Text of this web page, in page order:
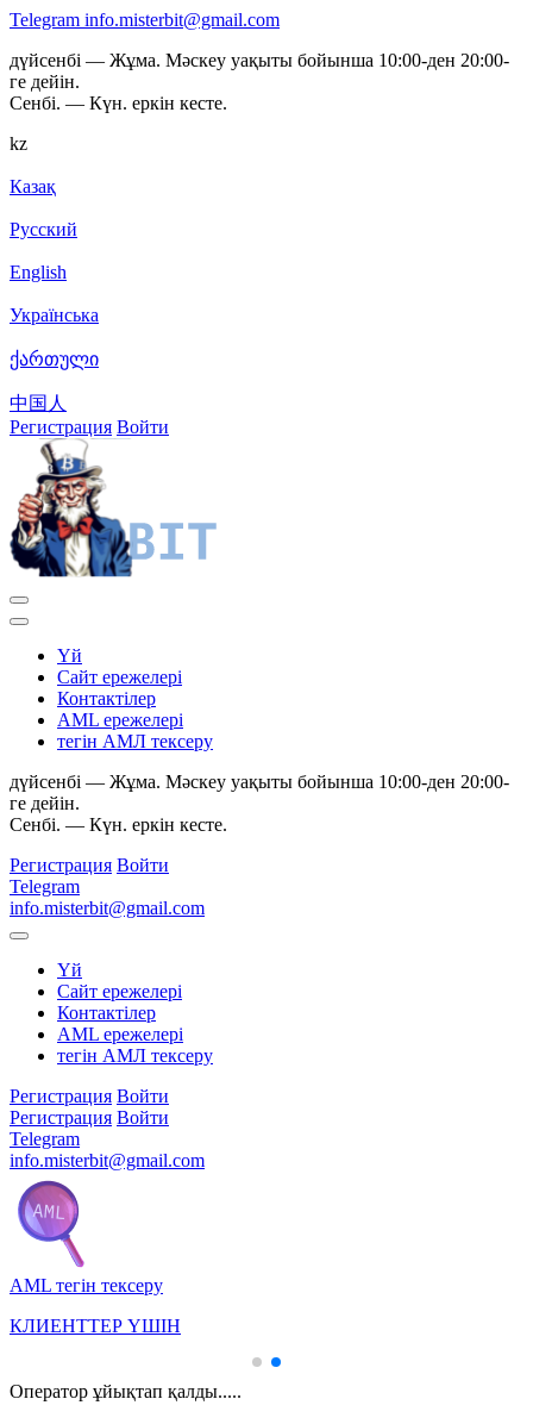
Telegram info.misterbit@gmail.com
дүйсенбі — Жұма. Мәскеу уақыты бойынша 10:00-ден 20:00-
ге дейін.
Сенбі. — Күн. еркін кесте.
kz
Казақ
Русский
English
Українська
ქართული
中国人
Регистрация Войти
Yй
Сайт ережелері
Контактілер
AML ережелері
тегін АМЛ тексеру
дүйсенбі — Жұма. Мәскеу уақыты бойынша 10:00-ден 20:00-
ге дейін.
Сенбі. — Күн. еркін кесте.
Регистрация Войти
Telegram
info.misterbit@gmail.com
Yй
Сайт ережелері
Контактілер
AML ережелері
тегін АМЛ тексеру
Регистрация Войти
Регистрация Войти
Telegram
info.misterbit@gmail.com
AML тегін тексеру
КЛИЕНТТЕР ҮШІН
Оператор ұйықтап қалды.....